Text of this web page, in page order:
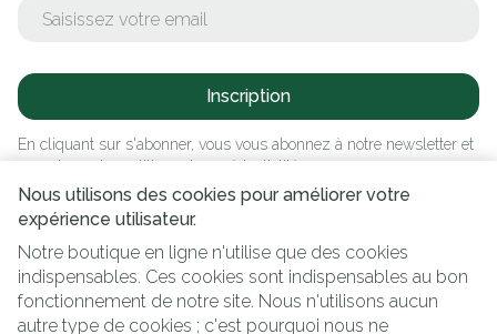
Nous utilisons des cookies pour améliorer votre
expérience utilisateur.
Notre boutique en ligne n'utilise que des cookies
indispensables. Ces cookies sont indispensables au bon
fonctionnement de notre site. Nous n'utilisons aucun
autre type de cookies ; c'est pourquoi nous ne
Inscription
En cliquant sur s'abonner, vous vous abonnez à notre newsletter et
acceptez notrepolitique de confidentialité.